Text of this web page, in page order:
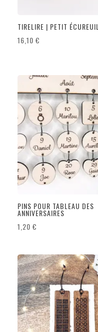
TIRELIRE | PETIT ÉCUREUIL
16,10€
PINS POUR TABLEAU DES
ANNIVERSAIRES
1,20€